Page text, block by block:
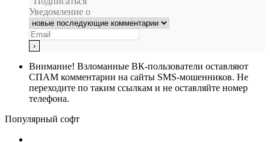
Уведомление о
Внимание! Взломанные ВК-пользователи оставляют
СПАМ комментарии на сайты SMS-мошенников. Не
переходите по таким ссылкам и не оставляйте номер
телефона.
Популярный софт